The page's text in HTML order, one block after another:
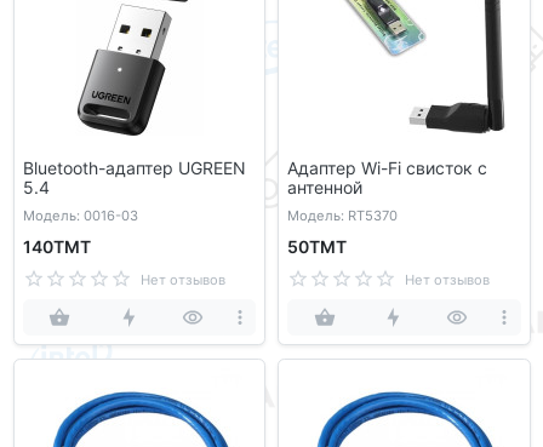
Bluetooth-адаптер UGREEN
5.4
Модель: 0016-03
140ТМТ
Нет отзывов
Адаптер Wi-Fi свисток с
антенной
Модель: RT5370
50ТМТ
Нет отзывов